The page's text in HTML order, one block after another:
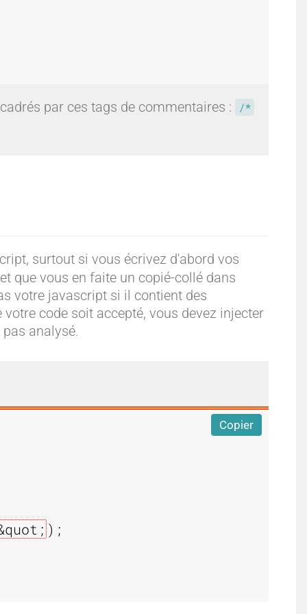
par ces tags de commentaires :
/*
surtout si vous écrivez d'abord vos
que vous en faite un copié-collé dans
votre javascript si il contient des
code soit accepté, vous devez injecter
analysé.
);
Copier